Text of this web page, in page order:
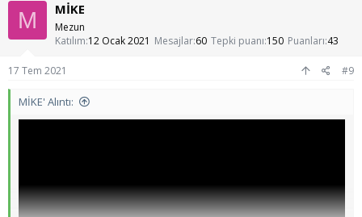
M MİKE
Mezun
Katılım 12 Ocak 2021 Mesajlar 60 Tepki puanı 150 Puanları 43
17 Tem 2021 #9
MİKE' Alıntı: